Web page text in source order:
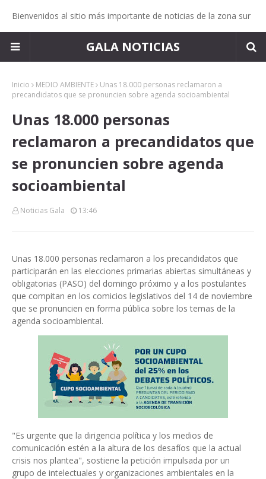
Bienvenidos al sitio más importante de noticias de la zona sur
GALA NOTICIAS
Inicio MEDIO AMBIENTE
Unas 18.000 personas reclamaron a
precandidatos que se pronuncien sobre agenda socioambiental
Unas 18.000 personas
reclamaron a precandidatos que
se pronuncien sobre agenda
socioambiental
Noticias Gala 13:46
Unas 18.000 personas reclamaron a los precandidatos que
participarán en las elecciones primarias abiertas simultáneas y
obligatorias (PASO) del domingo próximo y a los postulantes
que compitan en los comicios legislativos del 14 de noviembre
que se pronuncien en forma pública sobre los temas de la
agenda socioambiental.
"Es urgente que la dirigencia política y los medios de
comunicación estén a la altura de los desafíos que la actual
crisis nos plantea", sostiene la petición impulsada por un
grupo de intelectuales y organizaciones ambientales en la